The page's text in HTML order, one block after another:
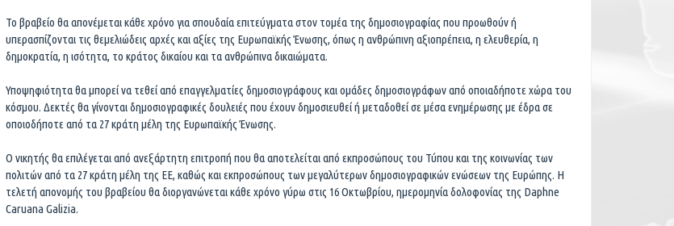
Το βραβείο θα απονέμεται κάθε χρόνο για σπουδαία επιτεύγματα στον τομέα της δημοσιογραφίας που προωθούν ή
υπερασπίζονται τις θεμελιώδεις αρχές και αξίες της Ευρωπαϊκής Ένωσης, όπως η ανθρώπινη αξιοπρέπεια, η ελευθερία, η
δημοκρατία, η ισότητα, το κράτος δικαίου και τα ανθρώπινα δικαιώματα.
Υποψηφιότητα θα μπορεί να τεθεί από επαγγελματίες δημοσιογράφους και ομάδες δημοσιογράφων από οποιαδήποτε χώρα του
κόσμου. Δεκτές θα γίνονται δημοσιογραφικές δουλειές που έχουν δημοσιευθεί ή μεταδοθεί σε μέσα ενημέρωσης με έδρα σε
οποιοδήποτε από τα 27 κράτη μέλη της Ευρωπαϊκής Ένωσης.
Ο νικητής θα επιλέγεται από ανεξάρτητη επιτροπή που θα αποτελείται από εκπροσώπους του Τύπου και της κοινωνίας των
πολιτών από τα 27 κράτη μέλη της ΕΕ, καθώς και εκπροσώπους των μεγαλύτερων δημοσιογραφικών ενώσεων της Ευρώπης. Η
τελετή απονομής του βραβείου θα διοργανώνεται κάθε χρόνο γύρω στις 16 Οκτωβρίου, ημερομηνία δολοφονίας της Daphne
Caruana Galizia.